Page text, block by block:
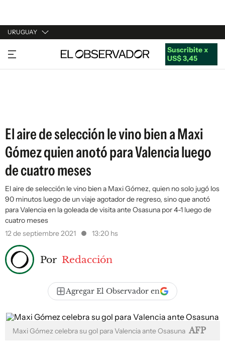
URUGUAY
URUGUAY
ARGENTINA
Suscribite x
US$ 3,45
El aire de selección le vino bien a Maxi
Gómez quien anotó para Valencia luego
de cuatro meses
El aire de selección le vino bien a Maxi Gómez, quien no solo jugó los
90 minutos luego de un viaje agotador de regreso, sino que anotó
para Valencia en la goleada de visita ante Osasuna por 4-1 luego de
cuatro meses
12 de septiembre 2021
13:20 hs
Por Redacción
Agregar El Observador en
Maxi Gómez celebra su gol para Valencia ante Osasuna AFP